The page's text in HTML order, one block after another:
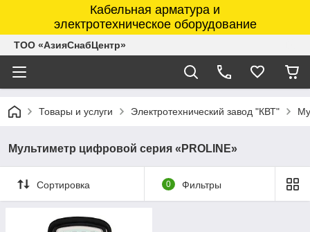
Кабельная арматура и
электротехническое оборудование
ТОО «АзияСнабЦентр»
Товары и услуги Электротехнический завод "КВТ"
Мультиметр цифровой серия «PROLINE»
Сортировка 0 Фильтры